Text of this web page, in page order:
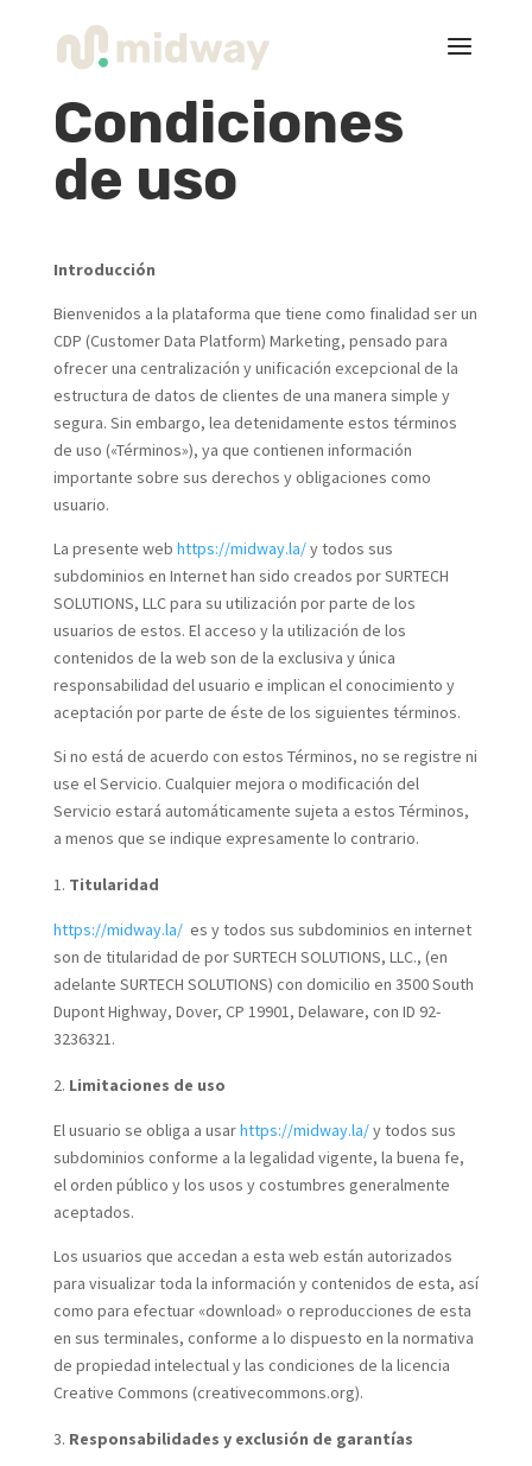
Condiciones
de uso
Introducción
Bienvenidos a la plataforma que tiene como finalidad ser un
CDP (Customer Data Platform) Marketing, pensado para
ofrecer una centralización y unificación excepcional de la
estructura de datos de clientes de una manera simple y
segura. Sin embargo, lea detenidamente estos términos
de uso («Términos»), ya que contienen información
importante sobre sus derechos y obligaciones como
usuario.
La presente web https://midway.la/y todos sus
subdominios en Internet han sido creados por SURTECH
SOLUTIONS, LLC para su utilización por parte de los
usuarios de estos. El acceso y la utilización de los
contenidos de la web son de la exclusiva y única
responsabilidad del usuario e implican el conocimiento y
aceptación por parte de éste de los siguientes términos.
Si no está de acuerdo con estos Términos, no se registre ni
use el Servicio. Cualquier mejora o modificación del
Servicio estará automáticamente sujeta a estos Términos,
a menos que se indique expresamente lo contrario.
Titularidad
https://midway.la/es y todos sus subdominios en internet
son de titularidad de por SURTECH SOLUTIONS, LLC., (en
adelante SURTECH SOLUTIONS) con domicilio en 3500 South
Dupont Highway, Dover, CP 19901, Delaware, con ID 92-
3236321.
Limitaciones de uso
El usuario se obliga a usarhttps://midway.la/y todos sus
subdominios conforme a la legalidad vigente, la buena fe,
el orden público y los usos y costumbres generalmente
aceptados.
Los usuarios que accedan a esta web están autorizados
para visualizar toda la información y contenidos de esta, así
como para efectuar «download» o reproducciones de esta
en sus terminales, conforme a lo dispuesto en la normativa
de propiedad intelectual y las condiciones de la licencia
Creative Commons (creativecommons.org).
Responsabilidades y exclusión de garantías